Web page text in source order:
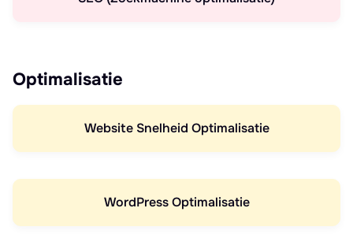
Optimalisatie
Website Snelheid Optimalisatie
WordPress Optimalisatie